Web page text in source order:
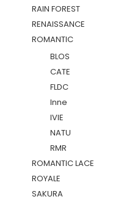
RAIN FOREST
RENAISSANCE
ROMANTIC
BLOS
CATE
FLDC
Inne
IVIE
NATU
RMR
ROMANTIC LACE
ROYALE
SAKURA